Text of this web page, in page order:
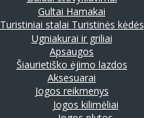
Gultai Hamakai
Turistiniai stalai Turistinės kėdės
Ugniakurai ir griliai
Apsaugos
Šiaurietiško ėjimo lazdos
Aksesuarai
Jogos reikmenys
Jogos kilimėliai